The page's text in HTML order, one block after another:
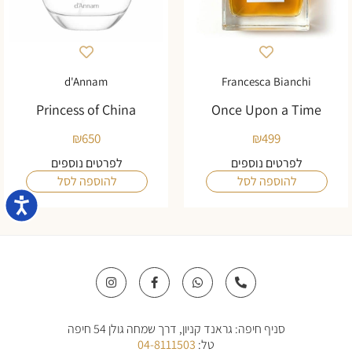
Francesca Bianchi
Once Upon a Time
₪499
לפרטים נוספים
להוספה לסל
d'Annam
Princess of China
₪650
לפרטים נוספים
להוספה לסל
P
h
o
-
W
h
a
a
p
F
a
c
o
o
k
I
n
s
g
סניף חיפה: גראנד קניון, דרך שמחה גולן 54 חיפה
טל:04-8111503